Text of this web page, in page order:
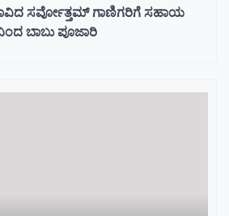
ಸರ್ವೋತ್ತಮ್ ಗಾಣಿಗರಿಗೆ ಸಹಾಯ
ಬಾಬು ಪೂಜಾರಿ